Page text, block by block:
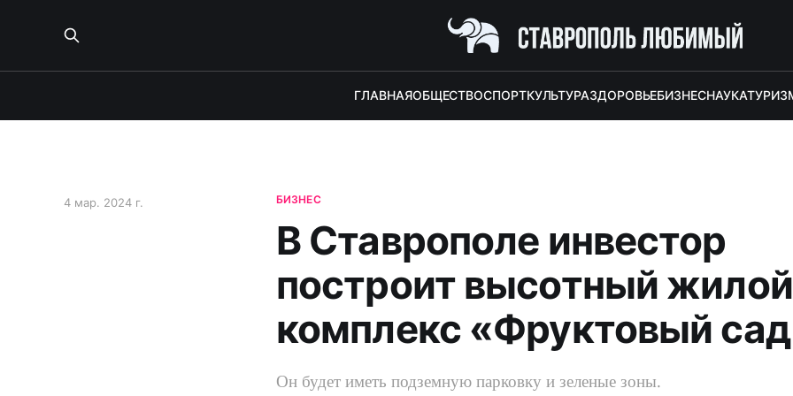
ГЛАВНАЯОБЩЕСТВОСПОРТКУЛЬТУРАЗДОРОВЬЕБИЗНЕСНАУКА
БИЗНЕС
В Ставрополе инвестор
построит высотный жилой
комплекс «Фруктовый
4 мар. 2024 г.
Он будет иметь подземную парковку и зеленые зоны.